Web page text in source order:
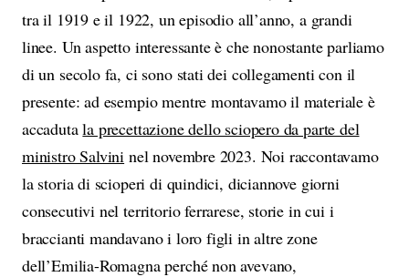
tra il 1919 e il 1922, un episodio all’anno, a grandi
linee. Un aspetto interessante è che nonostante parliamo
di un secolo fa, ci sono stati dei collegamenti con il
presente: ad esempio mentre montavamo il materiale è
accadutala precettazione dello sciopero da parte del
ministro Salvini nel novembre 2023. Noi raccontavamo
la storia di scioperi di quindici, diciannove giorni
consecutivi nel territorio ferrarese, storie in cui i
braccianti mandavano i loro figli in altre zone
dell’Emilia-Romagna perché non avevano,